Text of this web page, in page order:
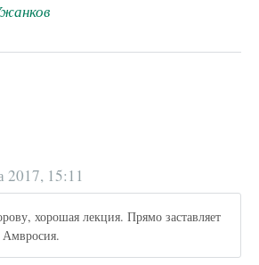
2017, 15:11
хорошая лекция. Прямо заставляет
Амвросия.